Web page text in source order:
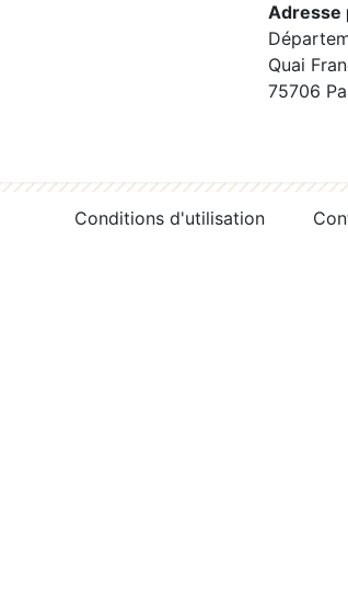
Adresse
Quai
75706
Conditions d'utilisation